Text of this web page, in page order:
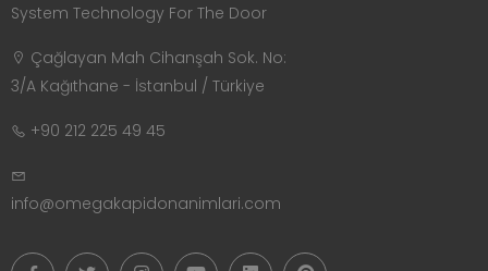
System Technology For The Door
Çağlayan Mah Cihanşah Sok. No:
3/A Kağıthane - İstanbul / Türkiye
+90 212 225 49 45
info@omegakapidonanimlari.com